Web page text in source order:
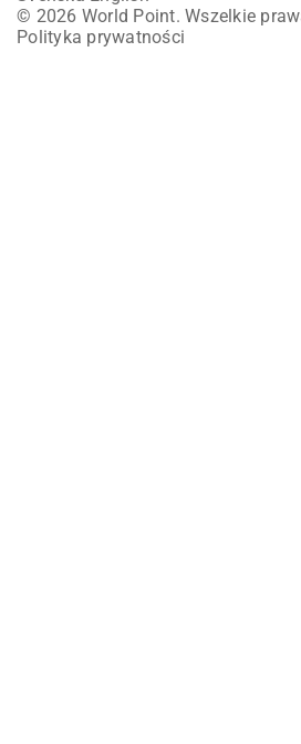
© 2026 World Point. Wszelkie
Polityka prywatności